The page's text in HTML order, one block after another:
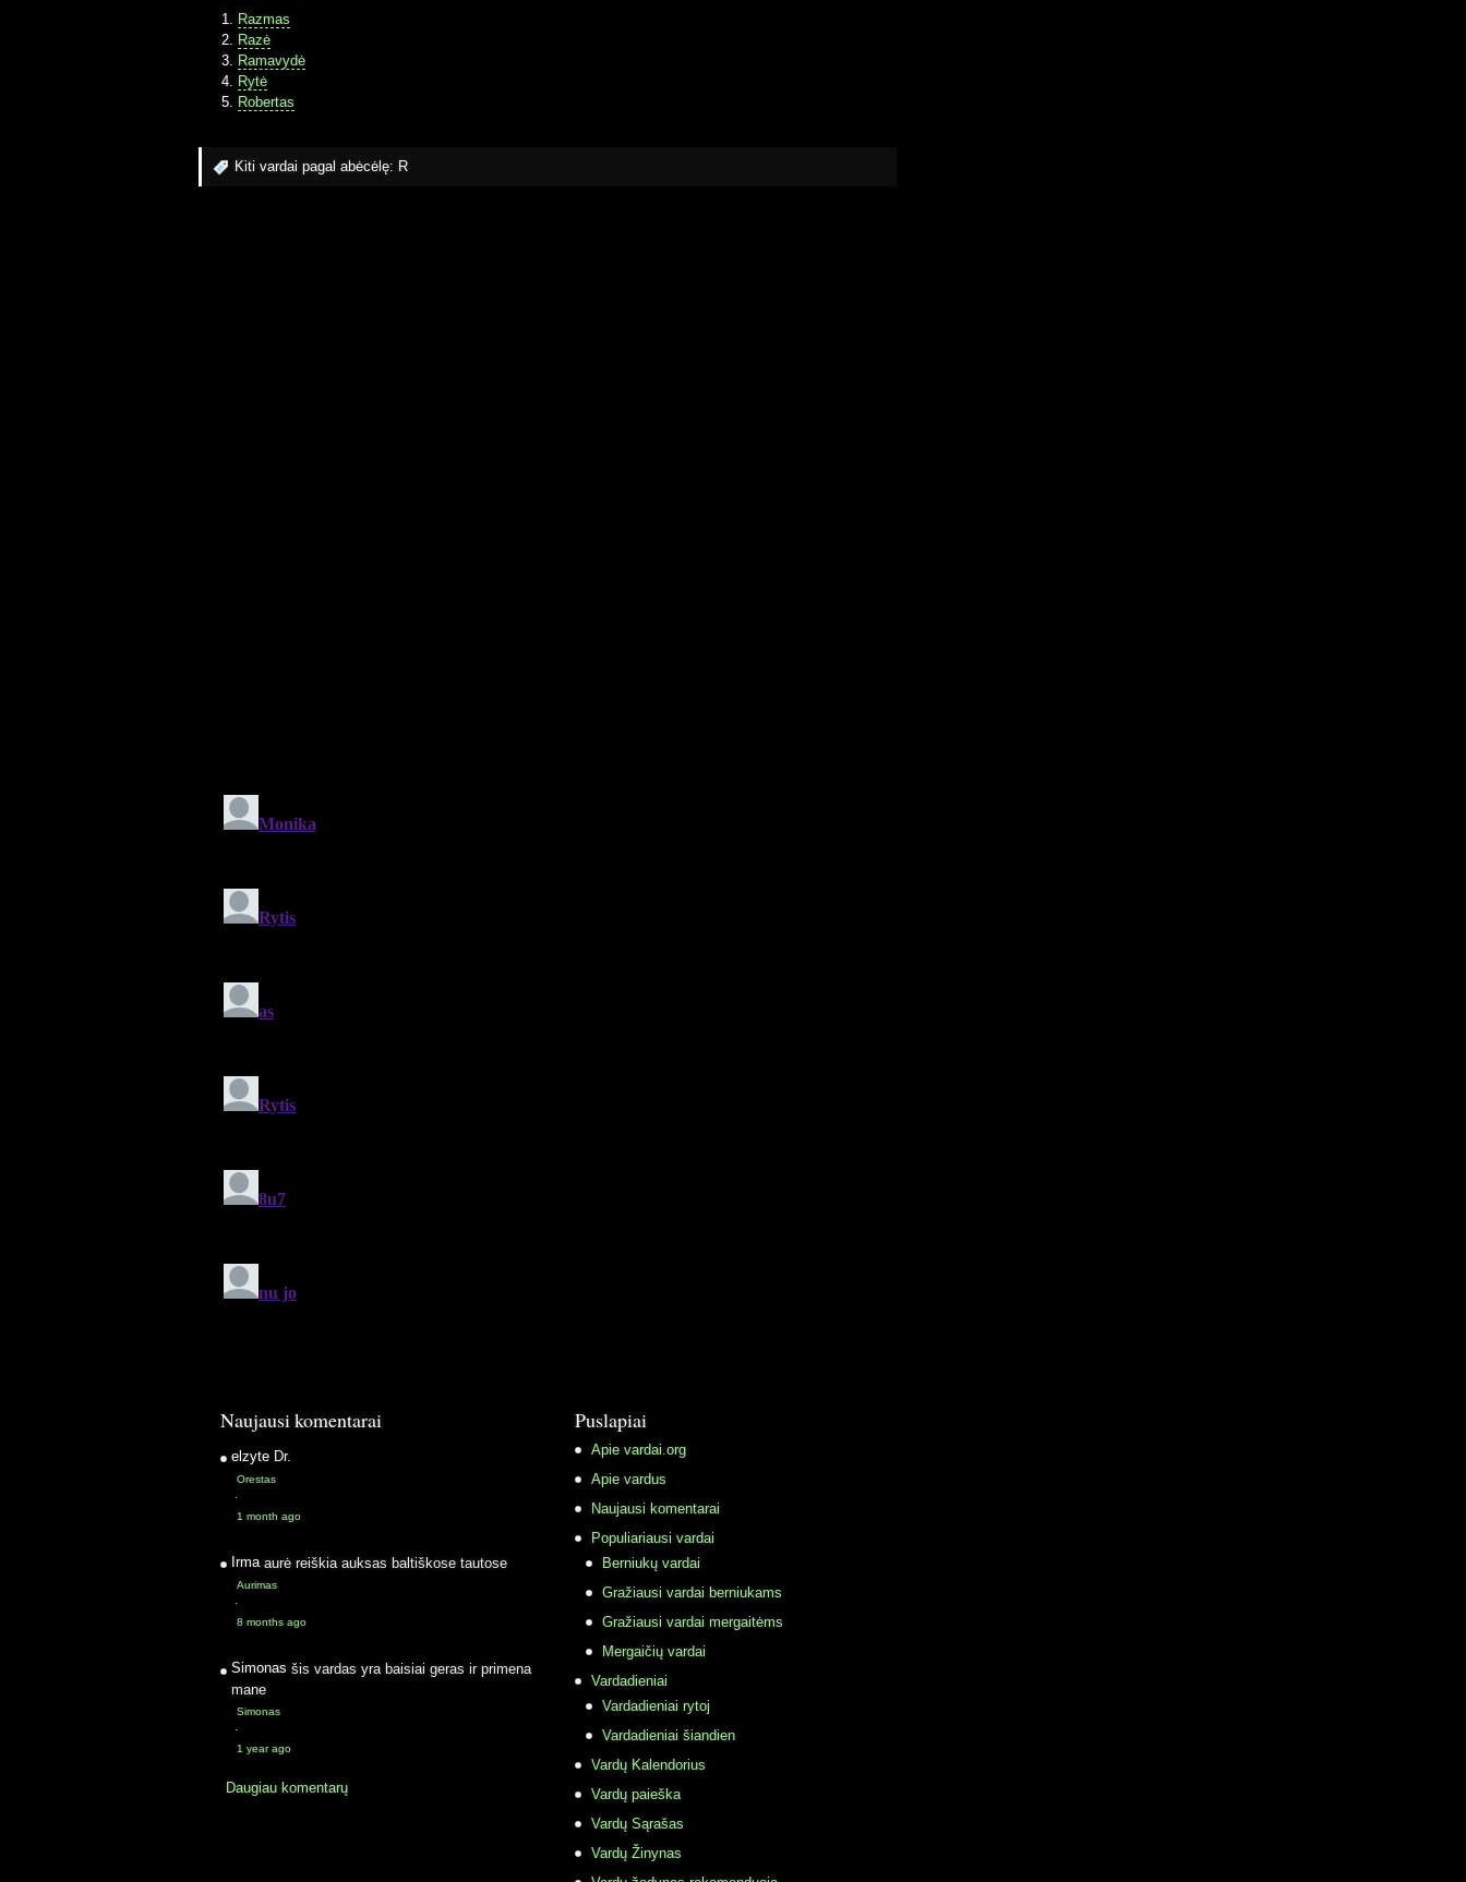
Razmas
Razė
Ramavydė
Rytė
Robertas
Kiti vardai pagal abėcėlę: R
Naujausi komentarai
elzyte Dr.
Orestas
·
1 month ago
Irma aurė reiškia auksas baltiškose tautose
Aurimas
·
8 months ago
Simonas šis vardas yra baisiai geras ir primena
mane
Simonas
·
1 year ago
Daugiau komentarų
Puslapiai
Apie vardai.org
Apie vardus
Naujausi komentarai
Populiariausi vardai
Berniukų vardai
Gražiausi vardai berniukams
Gražiausi vardai mergaitėms
Mergaičių vardai
Vardadieniai
Vardadieniai rytoj
Vardadieniai šiandien
Vardų Kalendorius
Vardų paieška
Vardų Sąrašas
Vardų Žinynas